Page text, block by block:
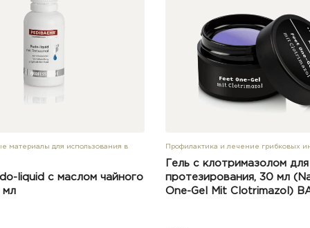
материалы для использования в
liquid с маслом чайного
мл
Профилактика и лечение грибковых
Гель с клотримазолом для
протезирования, 30 мл
One-Gel Mit Clotrimazol)